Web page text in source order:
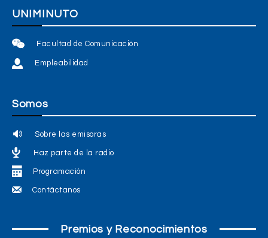
UNIMINUTO
Facultad de Comunicación
Empleabilidad
Somos
Sobre las emisoras
Haz parte de la radio
Programación
Contáctanos
Premios y Reconocimientos